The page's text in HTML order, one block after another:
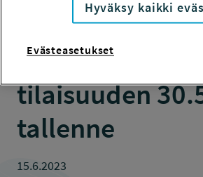
työyksinäisyys
hybridityössä -
tilaisuuden
tallenne
15.6.2023
Hyväksy kaikki
Evästeasetukset